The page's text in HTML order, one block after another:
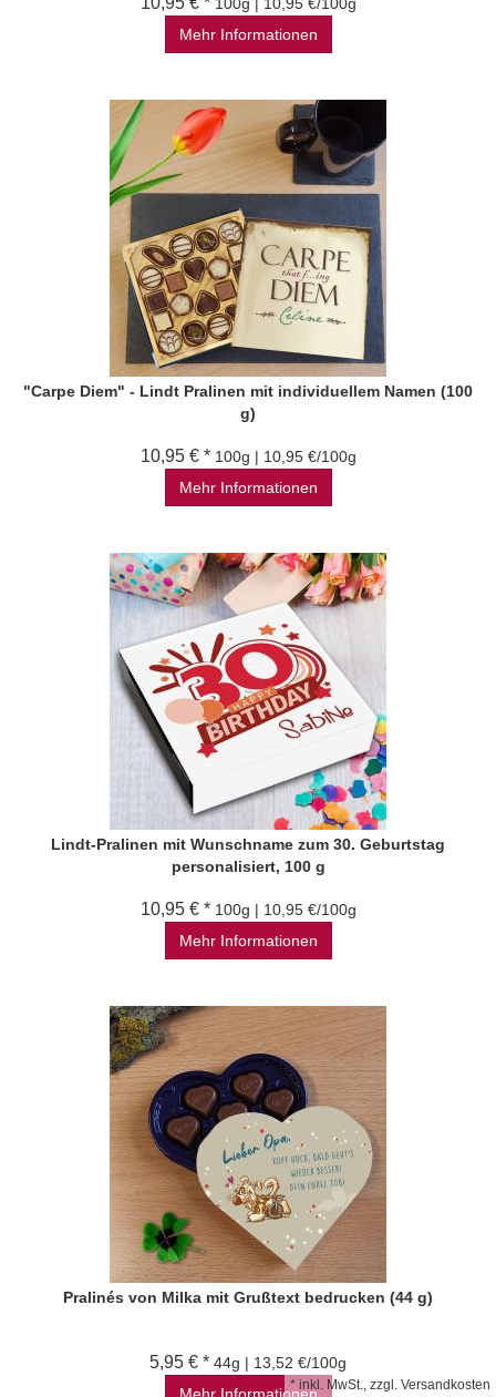
Mehr Informationen
"Carpe Diem" - Lindt Pralinen mit individuellem Namen (100
g)
10,95 € * 100g | 10,95 €/100g
Mehr Informationen
Lindt-Pralinen mit Wunschname zum 30. Geburtstag
personalisiert, 100 g
10,95 € * 100g | 10,95 €/100g
Mehr Informationen
Pralinés von Milka mit Grußtext bedrucken (44 g)
5,95 € * 44g | 13,52 €/100g
* inkl. MwSt., zzgl. Versandkosten